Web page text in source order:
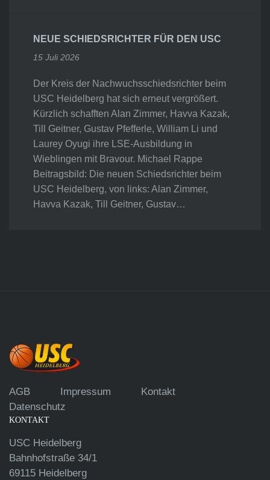
NEUE SCHIEDSRICHTER FÜR DEN USC
15 Juli 2026
Der Kreis der Nachwuchsschiedsrichter beim
USC Heidelberg hat sich erneut vergrößert.
Kürzlich schafften Alan Zimmer, Havva Kazak,
Till Geitner, Gustav Pfefferle, William Li und
Laurey Oyugi ihre LSE-Ausbildung in
Wieblingen mit Bravour. Michael Rappe
Beitragsbild: Die neuen Schiedsrichter beim
USC Heidelberg, von links: Alan Zimmer,
Havva Kazak, Till Geitner, Gustav…
AGB Impressum
Kontakt
Datenschutz
KONTAKT
USC Heidelberg
Bahnhofstraße 34/1
69115 Heidelberg